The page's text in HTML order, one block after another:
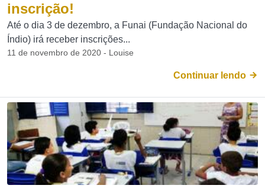
inscrição!
Até o dia 3 de dezembro, a Funai (Fundação Nacional do
Índio) irá receber inscrições...
11 de novembro de 2020 - Louise
Continuar lendo